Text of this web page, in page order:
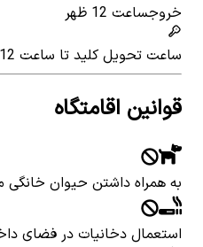
خروجساعت 12 ظهر
ساعت تحویل کلید تا ساعت 12 شب
قوانین اقامتگاه
به همراه داشتن حیوان
استعمال دخانیات در فضای